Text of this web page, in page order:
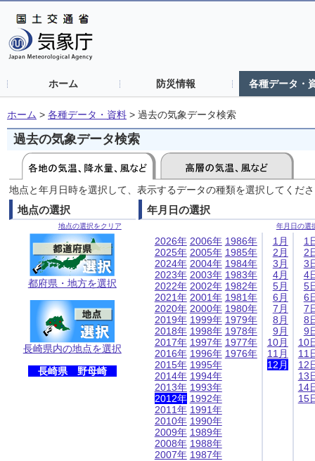
ホーム 防災情報 各種データ・
ホーム > 各種データ・資料 > 過去の気象データ検索
過去の気象データ検索
地点と年月日時を選択して、表示するデータの種類を選択してくだ
地点の選択
地点の選択をクリア
都府県・地方を選択
長崎県内の地点を選択
長崎県 野母崎
年月日の選択
年月日の選
2026年
2025年
2024年
2023年
2022年
2021年
2020年
2019年
2018年
2017年
2016年
2015年
2014年
2013年
2012年
2011年
2010年
2009年
2008年
2007年
2006年
2005年
2004年
2003年
2002年
2001年
2000年
1999年
1998年
1997年
1996年
1995年
1994年
1993年
1992年
1991年
1990年
1989年
1988年
1987年
1986年
1985年
1984年
1983年
1982年
1981年
1980年
1979年
1978年
1977年
1976年
1月
2月
3月
4月
5月
6月
7月
8月
9月
10月
11月
12月
1
2
3
4
5
6
7
8
9
10
11
12
13
14
15